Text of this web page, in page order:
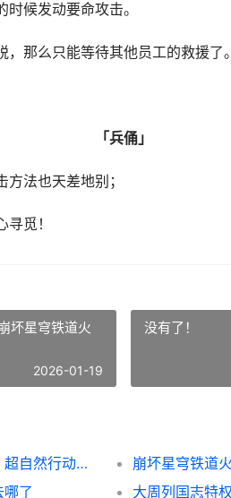
候发动要命攻击。
那么只能等待其他员工的救援了。
「兵俑」
法也天差地别；
觅！
坏星穹铁道火
2026-01-19
没有了！
超自然行动组秦陵龙宫新怪物集合 超自然行动组秦陵龙宫怎么玩
了